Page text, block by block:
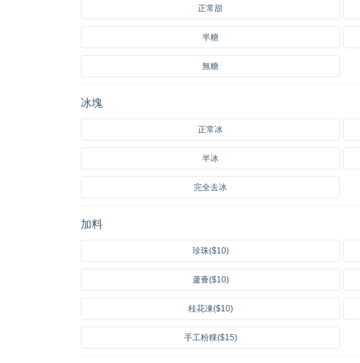
正常甜
半糖
無糖
冰塊
正常冰
半冰
完全去冰
加料
珍珠($10)
蘆薈($10)
桂花凍($10)
手工粉粿($15)